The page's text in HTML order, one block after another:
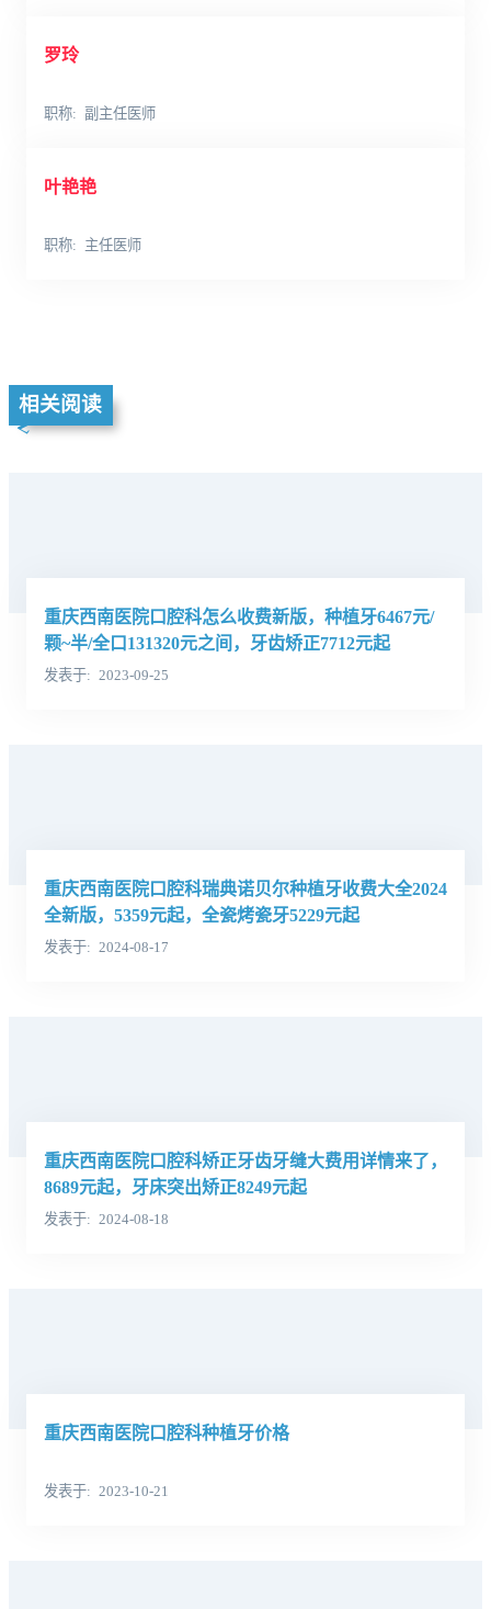
罗玲
职称 副主任医师
叶艳艳
职称 主任医师
相关阅读
重庆西南医院口腔科怎么收费新版，种植牙6467元/
颗~半/全口131320元之间，牙齿矫正7712元起
发表于 2023-09-25
重庆西南医院口腔科瑞典诺贝尔种植牙收费大全2024
全新版，5359元起，全瓷烤瓷牙5229元起
发表于 2024-08-17
重庆西南医院口腔科矫正牙齿牙缝大费用详情来了，
8689元起，牙床突出矫正8249元起
发表于 2024-08-18
重庆西南医院口腔科种植牙价格
发表于 2023-10-21